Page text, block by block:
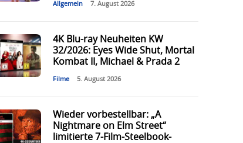
Allgemein 7. August 2026
4K Blu-ray Neuheiten KW
32/2026: Eyes Wide Shut, Mortal
Kombat II, Michael & Prada 2
Filme 5. August 2026
Wieder vorbestellbar: „A
Nightmare on Elm Street“
limitierte 7-Film-Steelbook-